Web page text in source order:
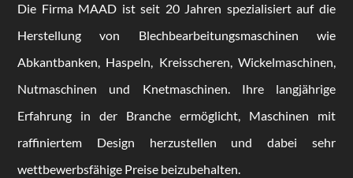
Die Firma MAAD ist seit 20 Jahren spezialisiert auf die
Herstellung von Blechbearbeitungsmaschinen wie
Abkantbanken, Haspeln, Kreisscheren, Wickelmaschinen,
Nutmaschinen und Knetmaschinen. Ihre langjährige
Erfahrung in der Branche ermöglicht, Maschinen mit
raffiniertem Design herzustellen und dabei sehr
wettbewerbsfähige Preise beizubehalten.